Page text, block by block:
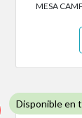
MESA
Disponible en